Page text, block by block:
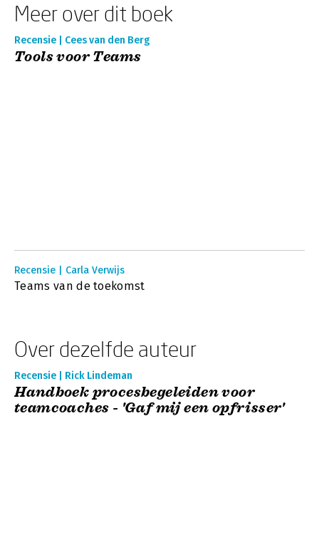
Meer over dit boek
Recensie | Cees van den Berg
Tools voor Teams
Recensie | Carla Verwijs
Teams van de toekomst
Over dezelfde auteur
Recensie | Rick Lindeman
Handboek procesbegeleiden voor
teamcoaches - 'Gaf mij een opfrisser'